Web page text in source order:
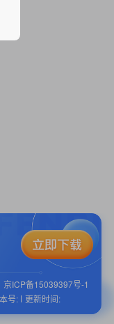
京ICP备15039397号-1
号: 更新时间: